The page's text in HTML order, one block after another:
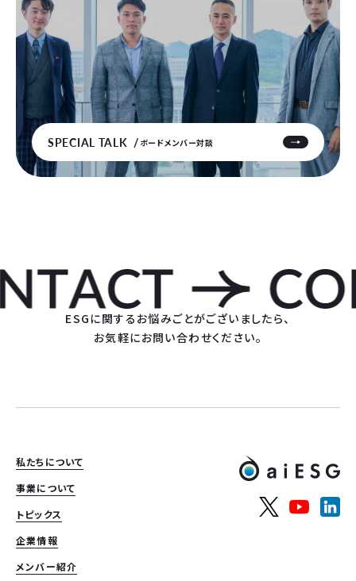
SPECIAL TALK ボードメンバー対談
ESGに関するお悩みごとがございましたら、
お気軽にお問い合わせください。
私たちについて
事業について
トピックス
企業情報
メンバー紹介